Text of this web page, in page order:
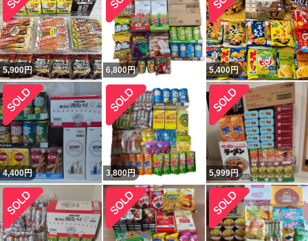
5,900円 6,800円 5,400円
4,400円 3,800円 5,999円